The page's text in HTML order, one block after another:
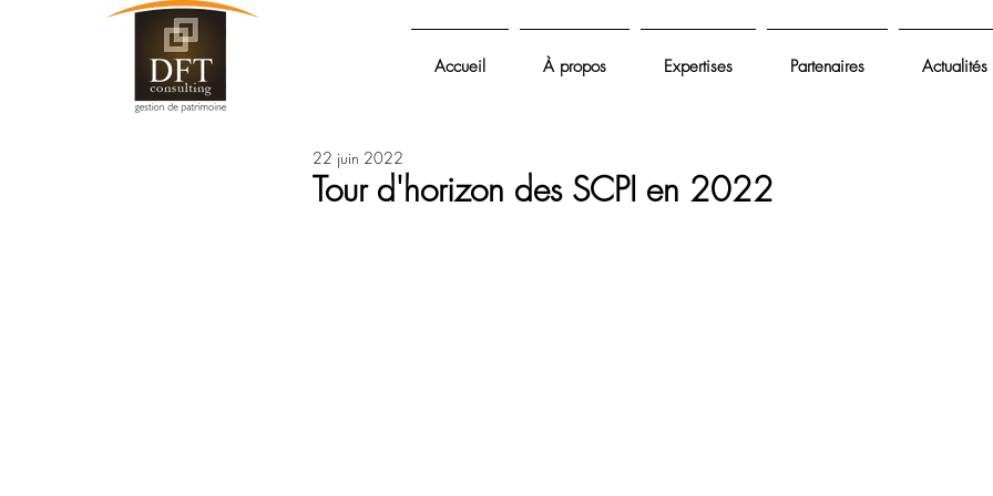
Accueil À propos Expertises Partenaires Actualités
Tour d'horizon des SCPI en 2022
22 juin 2022